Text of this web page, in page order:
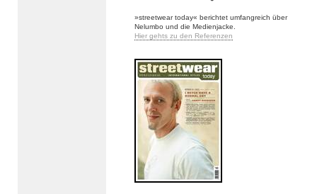
»streetwear today« berichtet umfangreich über
Nelumbo und die Medienjacke.
Hier gehts zu den Referenzen